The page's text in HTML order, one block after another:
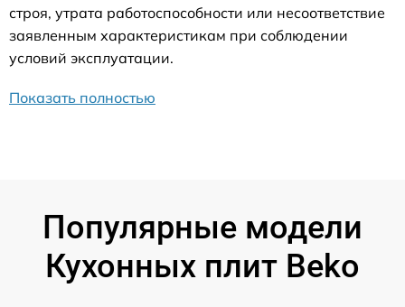
строя, утрата работоспособности или несоответствие
заявленным характеристикам при соблюдении
условий эксплуатации.
Показать полностью
Популярные модели
Кухонных плит Beko